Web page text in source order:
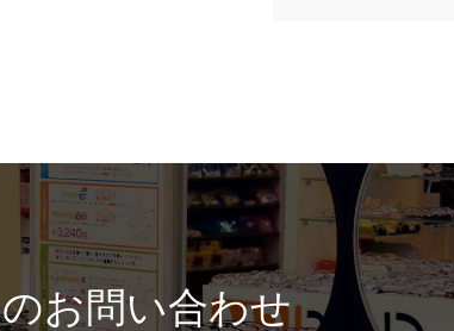
お問い合わせ